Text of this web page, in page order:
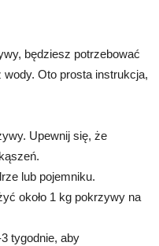
będziesz potrzebować
Oto prosta instrukcja,
Upewnij się, że
lub pojemniku.
około 1 kg pokrzywy na
tygodnie, aby